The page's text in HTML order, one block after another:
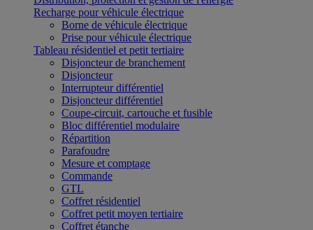
Recharge pour véhicule électrique
Borne de véhicule électrique
Prise pour véhicule électrique
Tableau résidentiel et petit tertiaire
Disjoncteur de branchement
Disjoncteur
Interrupteur différentiel
Disjoncteur différentiel
Coupe-circuit, cartouche et fusible
Bloc différentiel modulaire
Répartition
Parafoudre
Mesure et comptage
Commande
GTL
Coffret résidentiel
Coffret petit moyen tertiaire
Coffret étanche